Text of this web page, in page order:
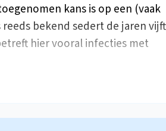
kans is op een (vaak
bekend sedert de jaren
hier vooral infecties met